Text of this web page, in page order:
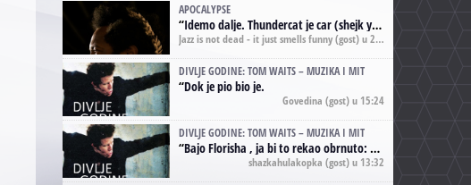
APOCALYPSE
“Idemo dalje. Thundercat je car (shejk yerbuti )!
Jazz is not dead - it just smells funny(gost) u 20:11
DIVLJE GODINE: TOM WAITS – MUZIKA I MIT
“Dok je pio bio je.
Govedina (gost) u 15:24
DIVLJE GODINE: TOM WAITS – MUZIKA I MIT
“Bajo Florisha , ja bi to rekao obrnuto: Beefheart je za Waitsa, isto sto i Hendrix za Lenny Kravitza
shazkahulakopka (gost) u 13:32